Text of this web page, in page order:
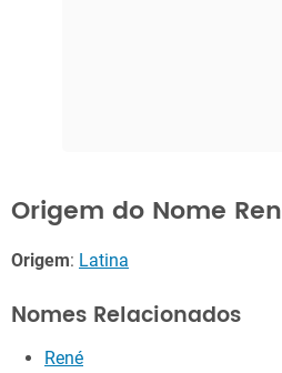
Origem do Nome
Origem: Latina
Nomes Relacionados
René